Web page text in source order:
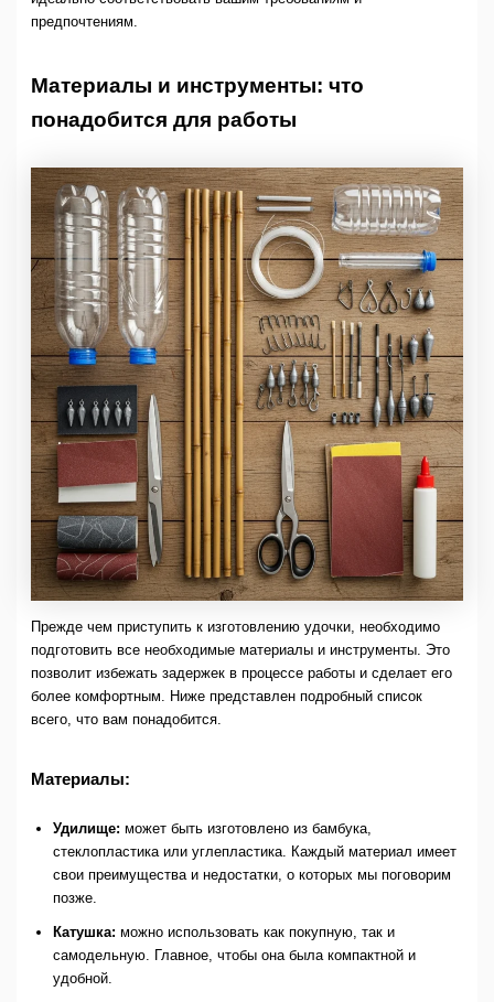
предпочтениям.
Материалы и инструменты: что
понадобится для работы
Прежде чем приступить к изготовлению удочки, необходимо
подготовить все необходимые материалы и инструменты. Это
позволит избежать задержек в процессе работы и сделает его
более комфортным. Ниже представлен подробный список
всего, что вам понадобится.
Материалы:
Удилище: может быть изготовлено из бамбука,
стеклопластика или углепластика. Каждый материал имеет
свои преимущества и недостатки, о которых мы поговорим
позже.
Катушка: можно использовать как покупную, так и
самодельную. Главное, чтобы она была компактной и
удобной.